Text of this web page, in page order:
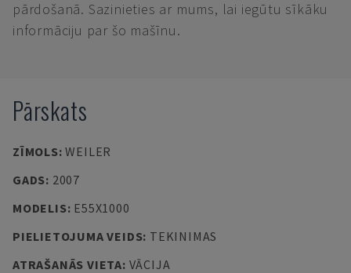
pārdošanā. Sazinieties ar mums, lai iegūtu sīkāku
informāciju par šo mašīnu.
Pārskats
ZĪMOLS:WEILER
GADS: 2007
MODELIS: E55X1000
PIELIETOJUMA VEIDS: TEKINIMAS
ATRAŠANĀS VIETA: VĀCIJA